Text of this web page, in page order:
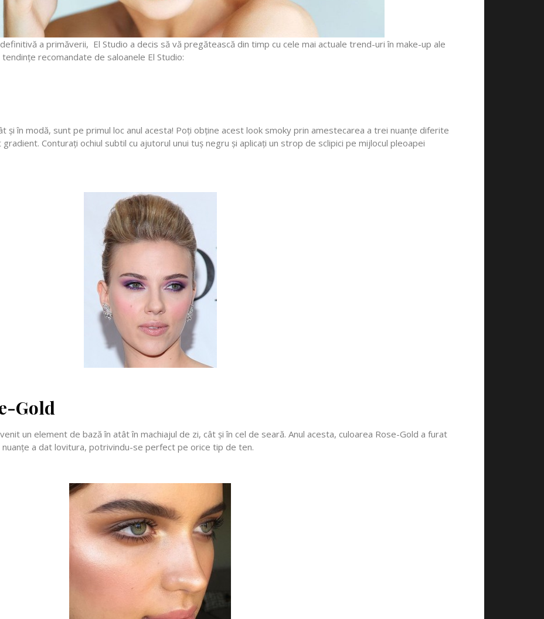
a primăverii, El Studio a decis să vă pregătească din timp cu cele mai actuale trend-uri în make-up ale
recomandate de saloanele El Studio:
și în modă, sunt pe primul loc anul acesta! Poți obține acest look smoky prin amestecarea a trei nuanțe diferite
Conturați ochiul subtil cu ajutorul unui tuș negru și aplicați un strop de sclipici pe mijlocul pleoapei
Gold
un element de bază în atât în machiajul de zi, cât și în cel de seară. Anul acesta, culoarea Rose-Gold a furat
a dat lovitura, potrivindu-se perfect pe orice tip de ten.